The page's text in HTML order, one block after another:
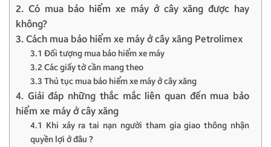
2. Có mua bảo hiểm xe máy ở cây xăng được hay
không?
3. Cách mua bảo hiểm xe máy ở cây xăng Petrolimex
3.1 Đối tượng mua bảo hiểm xe máy
3.2 Các giấy tờ cần mang theo
3.3 Thủ tục mua bảo hiểm xe máy ở cây xăng
4. Giải đáp những thắc mắc liên quan đến mua bảo
hiểm xe máy ở cây xăng
4.1 Khi xảy ra tai nạn người tham gia giao thông nhận
quyền lợi ở đâu ?